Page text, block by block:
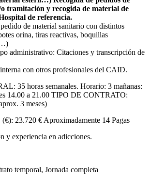
tramitación y recogida de material de
de referencia.
de material sanitario con distintos
orina, tiras reactivas, boquillas
administrativo: Citaciones y transcripción de
con otros profesionales del CAID.
35 horas semanales. Horario: 3 mañanas:
14.00 a 21.00 TIPO DE CONTRATO:
3 meses)
23.720 € Aproximadamente 14 Pagas
y experiencia en adicciones.
temporal, Jornada completa